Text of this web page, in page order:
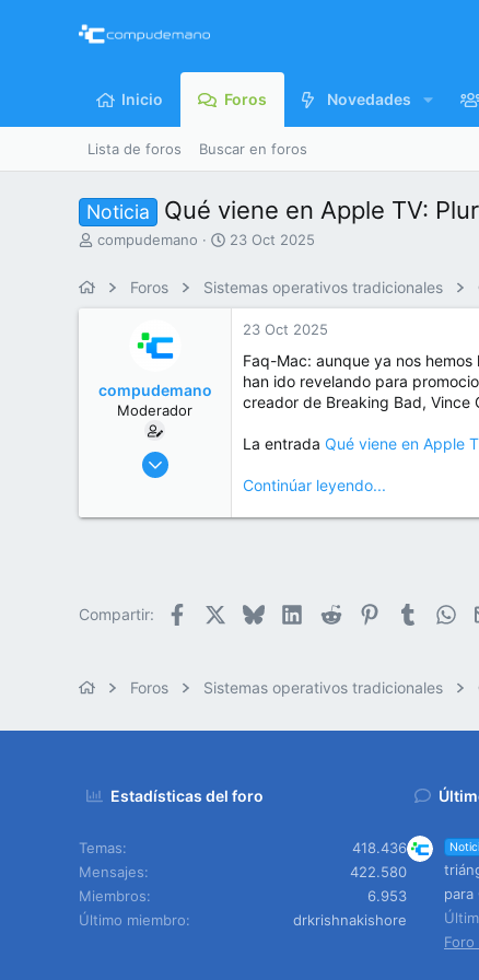
Inicio Foros Novedades
Lista de foros Buscar en foros
Noticia Qué viene en Apple TV:
I
r
m
compudemano
F
h
23 Oct 2025
Foros Sistemas operativos tradicionales
compudemano
Moderador
26 Jul 2013
23 Oct 2025
Faq-Mac: aunque ya nos
han ido revelando para
creador de Breaking Bad, Vince
La entrada Qué viene en Apple
Continúar leyendo...
Compartir: Facebook BlueskyLinkedIn
Reddit PinterestTumblr
Foros Sistemas operativos tradicionales
Estadísticas del foro
Temas
418.436
Mensajes
422.580
Miembros
6.953
Último miembro
drkrishnakishore
para